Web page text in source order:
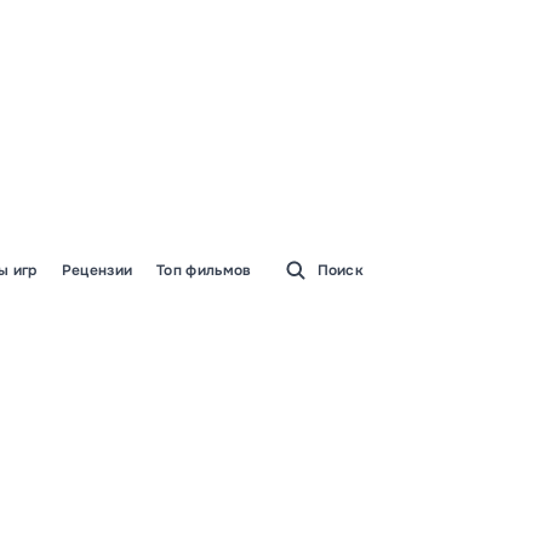
игр Рецензии Топ фильмов Поиск